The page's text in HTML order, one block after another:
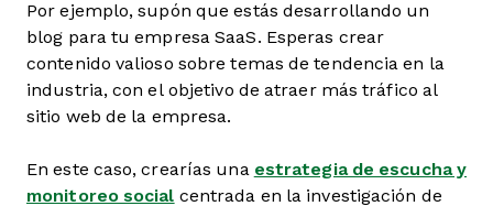
Por ejemplo, supón que estás desarrollando un
blog para tu empresa SaaS. Esperas crear
contenido valioso sobre temas de tendencia en la
industria, con el objetivo de atraer más tráfico al
sitio web de la empresa.
En este caso, crearías una estrategia de escucha y
monitoreo social centrada en la investigación de